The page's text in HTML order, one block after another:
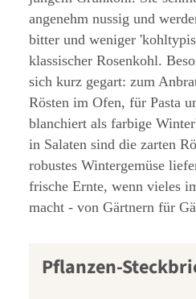
angenehm nussig und
bitter und weniger
klassischer Rosenkohl.
sich kurz gegart: zum
Rösten im Ofen, für Pasta
blanchiert als farbige
in Salaten sind die zarten
robustes Wintergemüse
frische Ernte, wenn vieles
macht - von Gärtnern für
Pflanzen-